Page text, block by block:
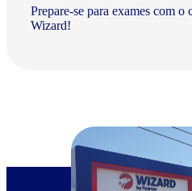
Prepare-se para exames com o
Wizard!